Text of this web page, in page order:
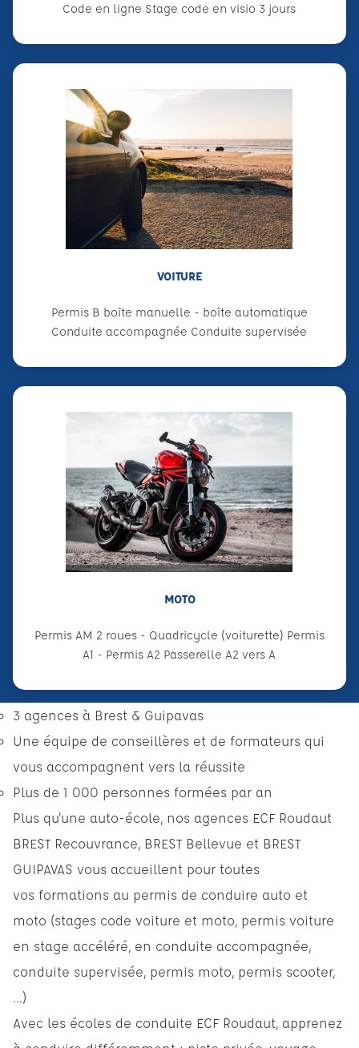
Code en ligne Stage code en visio 3 jours
VOITURE
Permis B boîte manuelle - boîte automatique
Conduite accompagnée Conduite supervisée
MOTO
Permis AM 2 roues - Quadricycle (voiturette) Permis
A1 - Permis A2 Passerelle A2 vers A
3 agences à Brest & Guipavas
Une équipe de conseillères et de formateurs qui
vous accompagnent vers la réussite
Plus de 1 000 personnes formées par an
Plus qu'une auto-école, nos agences ECF Roudaut
BREST Recouvrance, BREST Bellevue et BREST
GUIPAVAS vous accueillent pour toutes
vos formations au permis de conduire auto et
moto (stages code voiture et moto, permis voiture
en stage accéléré, en conduite accompagnée,
conduite supervisée, permis moto, permis scooter,
...)
Avec les écoles de conduite ECF Roudaut, apprenez